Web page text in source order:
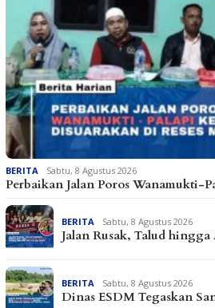
BERITA Sabtu, 8 Agustus 2026
Perbaikan Jalan Poros Wanamukti-
BERITA Sabtu, 8 Agustus 2026
Jalan Rusak, Talud
BERITA Sabtu, 8 Agustus 2026
Dinas ESDM Tegaskan